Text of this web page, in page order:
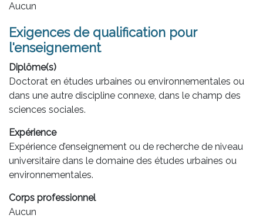
Aucun
Exigences de qualification pour
l'enseignement
Diplôme(s)
Doctorat en études urbaines ou environnementales ou
dans une autre discipline connexe, dans le champ des
sciences sociales.
Expérience
Expérience d’enseignement ou de recherche de niveau
universitaire dans le domaine des études urbaines ou
environnementales.
Corps professionnel
Aucun